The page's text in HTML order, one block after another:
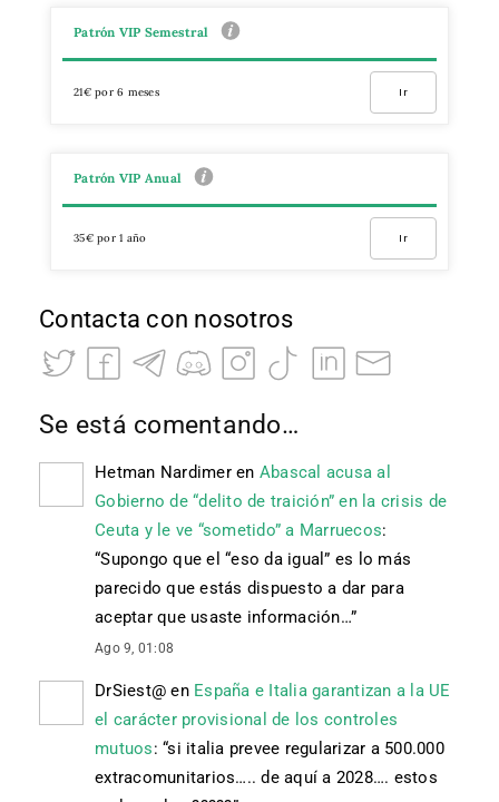
Patrón VIP Semestral
21€ por 6 meses Ir
Patrón VIP Anual
35€ por 1 año Ir
Contacta con nosotros
Se está comentando…
Hetman Nardimeren Abascal acusa al
Gobierno de “delito de traición” en la crisis de
Ceuta y le ve “sometido” a Marruecos:
“Supongo que el “eso da igual” es lo más
parecido que estás dispuesto a dar para
aceptar que usaste información…”
Ago 9, 01:08
DrSiest@ en España e Italia garantizan a la UE
el carácter provisional de los controles
mutuos: “si italia prevee regularizar a 500.000
extracomunitarios….. de aquí a 2028…. estos